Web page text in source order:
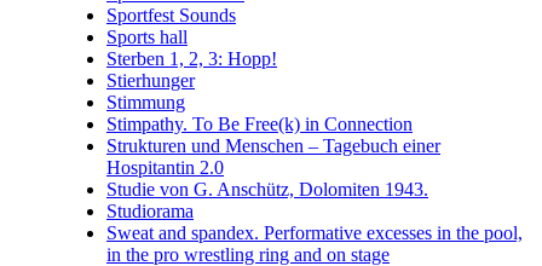
Sportfest Sounds
Sports hall
Sterben 1, 2, 3: Hopp!
Stierhunger
Stimmung
Stimpathy. To Be Free(k) in Connection
Strukturen und Menschen – Tagebuch einer
Hospitantin 2.0
Studie von G. Anschütz, Dolomiten 1943.
Studiorama
Sweat and spandex. Performative excesses in the pool,
in the pro wrestling ring and on stage